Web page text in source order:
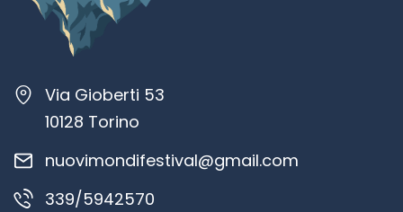
Via Gioberti 53
10128 Torino
nuovimondifestival@gmail.com
339/5942570